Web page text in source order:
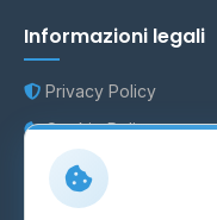
Informazioni legali
Privacy Policy
Cookie Policy
Preferenze Cookie
Mappa del sito